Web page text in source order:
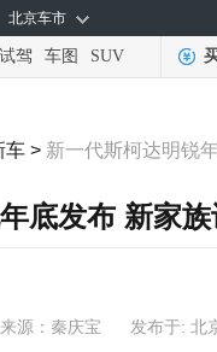
北京车市
试驾 车图 SUV
车 > 新一代斯柯达明锐
底发布 新家
来源： 秦庆宝 发布于: 北